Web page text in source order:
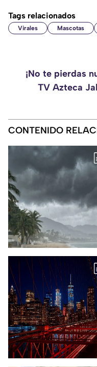
Tags relacionados
Virales Mascotas
¡No te pierdas
TV Azteca
CONTENIDO